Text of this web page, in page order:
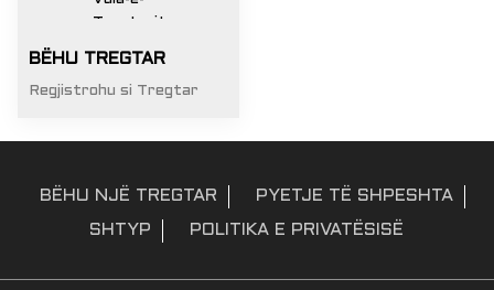
BËHU TREGTAR
Regjistrohu si Tregtar
BËHU NJË TREGTAR PYETJE TË SHPESHTA
SHTYP POLITIKA E PRIVATËSISË